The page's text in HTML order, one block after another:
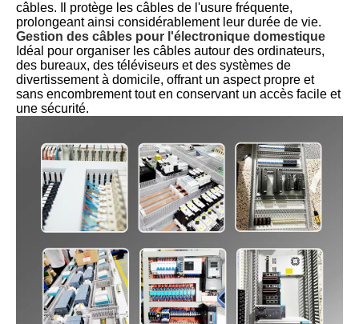
câbles. Il protège les câbles de l'usure fréquente,
prolongeant ainsi considérablement leur durée de vie.
Gestion des câbles pour l'électronique domestique
Idéal pour organiser les câbles autour des ordinateurs,
des bureaux, des téléviseurs et des systèmes de
divertissement à domicile, offrant un aspect propre et
sans encombrement tout en conservant un accès facile et
une sécurité.